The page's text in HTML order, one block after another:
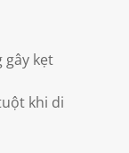
gây kẹt
khi di